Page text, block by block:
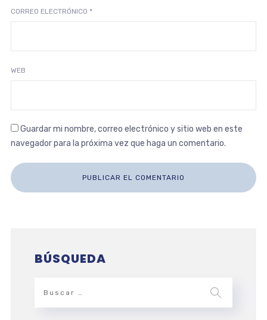
CORREO ELECTRÓNICO *
WEB
Guardar mi nombre, correo electrónico y sitio web en este
navegador para la próxima vez que haga un comentario.
BÚSQUEDA